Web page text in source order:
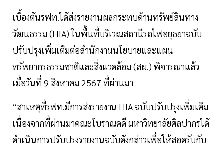
เบื้องต้นรฟท.ได้ส่งรายงานผลกระทบด้านทรัพย์สินทาง
วัฒนธรรม (HIA) ในพื้นที่บริเวณสถานีรถไฟอยุธยาฉบับ
ปรับปรุงเพิ่มเติมต่อสำนักงานนโยบายและแผน
ทรัพยากรธรรมชาติและสิ่งแวดล้อม (สผ.) พิจารณาแล้ว
เมื่อวันที่ 9 สิงหาคม 2567 ที่ผ่านมา
“สาเหตุที่รฟท.มีการส่งรายงาน HIA ฉบับปรับปรุงเพิ่มเติม
เนื่องจากที่ผ่านมาคณะโบราณคดี มหาวิทยาลัยศิลปากรได้
ดำเนินการปรับปรุงรายงานฉบับดังกล่าวเพื่อให้สอดรับกับ